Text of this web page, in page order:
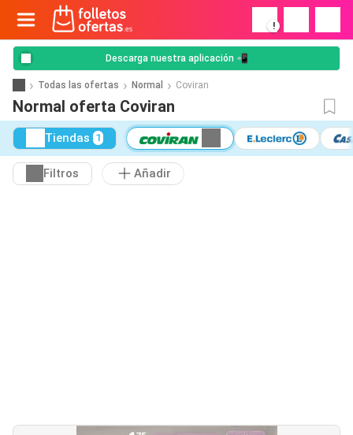
!
Descarga nuestra aplicación 📲
Todas las ofertas Normal Coviran
Normal oferta Coviran
Tiendas 1
Filtros Añadir